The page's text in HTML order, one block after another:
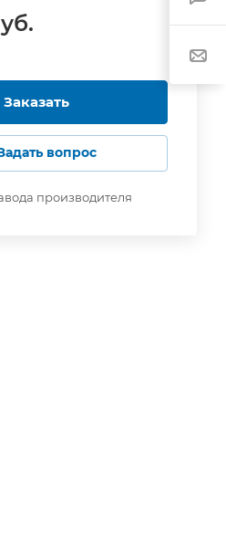
Заказать
вопрос
производителя